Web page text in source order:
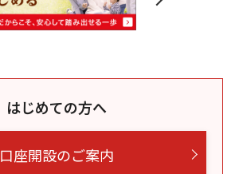
はじめての方へ
口座開設のご案内